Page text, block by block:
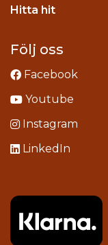
Hitta hitstagram
Följ oss
Facebook
Youtube
Instagram
LinkedIn